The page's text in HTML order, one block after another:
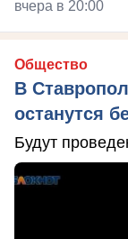
вчера в 20:00
Общество
В
останутся
Будут